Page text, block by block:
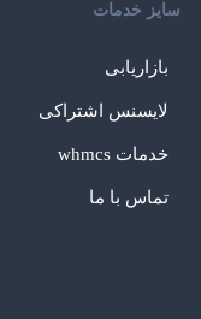
سایز خدمات
بازاریابی
لایسنس اشتراکی
خدمات whmcs
تماس با ما